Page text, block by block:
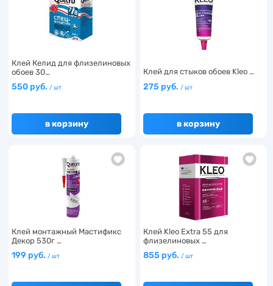
Клей Келид для флизелиновых
обоев 30…
550 руб. / шт
в корзину
Клей для стыков обоев Kleo …
275 руб. / шт
в корзину
Клей монтажный Мастификс
Декор 530г …
199 руб. / шт
Клей Kleo Extra 55 для
флизелиновых …
855 руб. / шт